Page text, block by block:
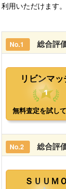
利用いただけます。